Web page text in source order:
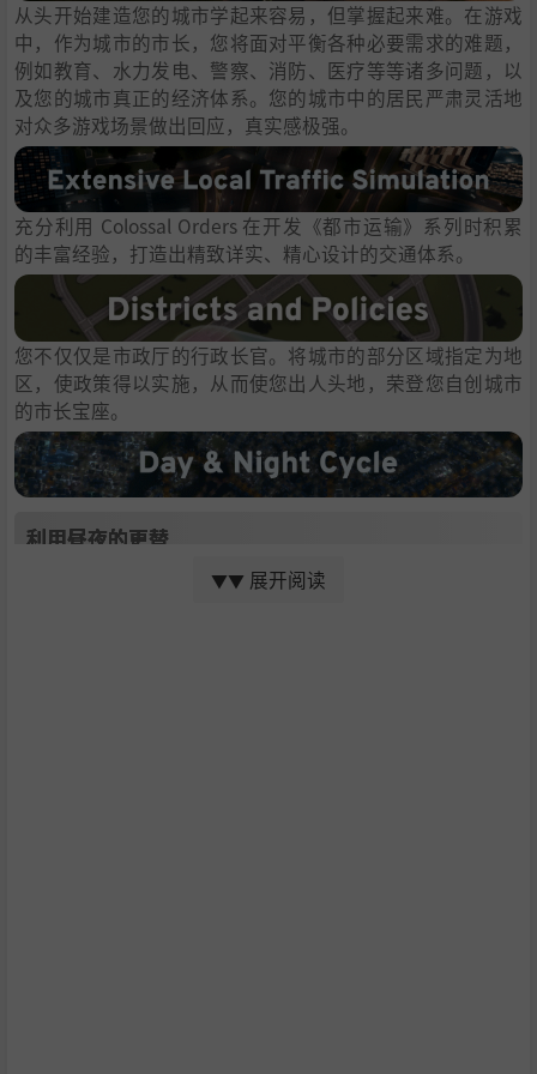
从头开始建造您的城市学起来容易，但掌握起来难。在游戏
中，作为城市的市长，您将面对平衡各种必要需求的难题，
例如教育、水力发电、警察、消防、医疗等等诸多问题，以
及您的城市真正的经济体系。您的城市中的居民严肃灵活地
对众多游戏场景做出回应，真实感极强。
充分利用 Colossal Orders 在开发《都市运输》系列时积累
的丰富经验，打造出精致详实、精心设计的交通体系。
您不仅仅是市政厅的行政长官。将城市的部分区域指定为地
区，使政策得以实施，从而使您出人头地，荣登您自创城市
的市长宝座。
利用昼夜的更替
城市随着一天中的不同时间而变化，影响着市民的日程安
▼▼ 展开阅读